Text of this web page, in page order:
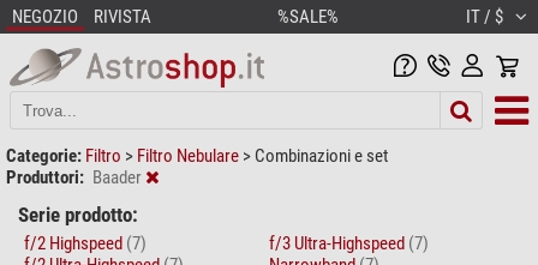
NEGOZIO RIVISTA %SALE% IT / $
Categorie: Filtro > Filtro Nebulare > Combinazioni e set
Produttori: Baader
Serie prodotto:
f/2 Highspeed (7)
f/3 Ultra-Highspeed (7)